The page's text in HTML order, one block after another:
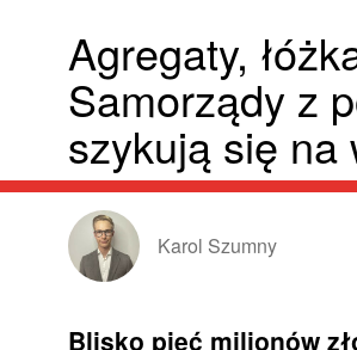
Agregaty,
Samorządy z
szykują się na
Karol Szumny
Blisko pięć milionów